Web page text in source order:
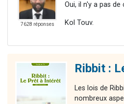
7628 réponses
Oui, il n'y a pas
Kol Touv.
Ribbit :
Les lois de
nombreux